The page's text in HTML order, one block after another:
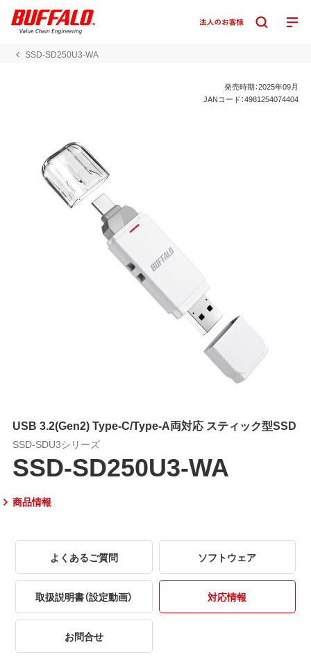
SSD-SD250U3-WA
発売時期：2025年09月
JANコード：4981254074404
USB 3.2(Gen2) Type-C/Type-A両対応 スティック型SSD
SSD-SDU3シリーズ
SSD-SD250U3-WA
商品情報
よくあるご質問 ソフトウェア
取扱説明書（設定動画） 対応情報
お問合せ